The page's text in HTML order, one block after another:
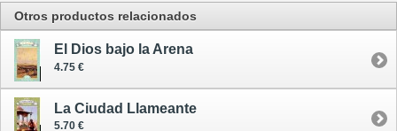
Otros productos relacionados
El Dios bajo la Arena
4.75 €
La Ciudad Llameante
5.70 €